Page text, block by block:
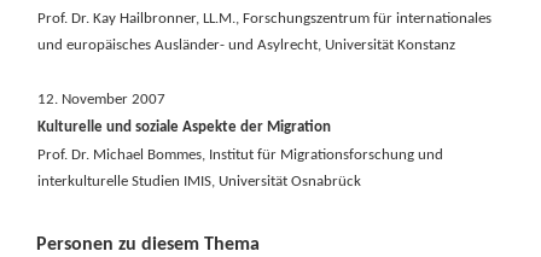
Prof. Dr. Kay Hailbronner, LL.M., Forschungszentrum für internationales
und europäisches Ausländer- und Asylrecht, Universität Konstanz
12. November 2007
Kulturelle und soziale Aspekte der Migration
Prof. Dr. Michael Bommes, Institut für Migrationsforschung und
interkulturelle Studien IMIS, Universität Osnabrück
Personen zu diesem Thema